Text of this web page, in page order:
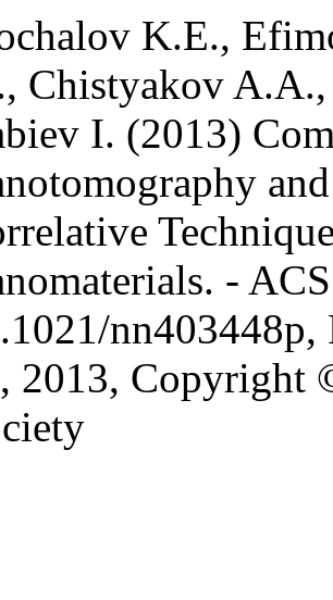
K.E.,
Chistyakov
I. (2013)
-
2013, Copyright